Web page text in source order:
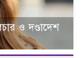
ও দণ্ডাদেশ